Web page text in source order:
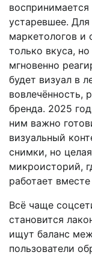
устаревшее. Для
маркетологов и
только вкуса,
мгновенно
будет визуал в
вовлечённость,
бренда. 2025
ним важно
визуальный
снимки, но
микроисторий,
работает
Всё чаще
становится
ищут баланс
пользователи